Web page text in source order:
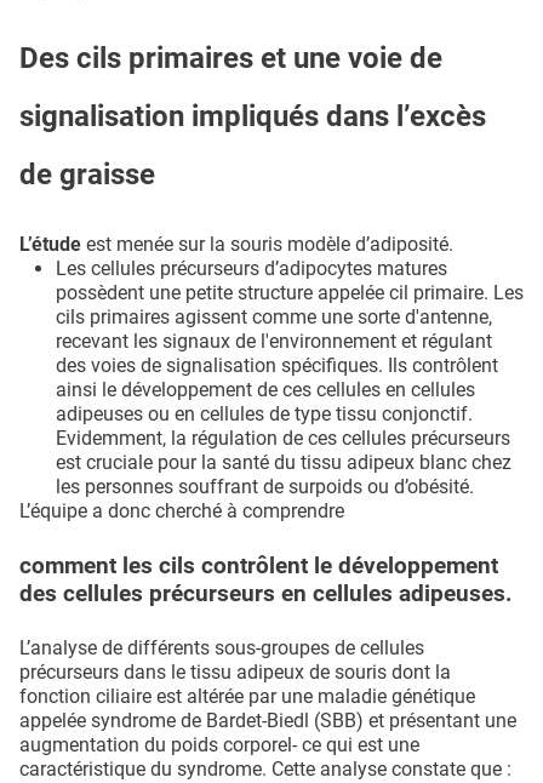
Des cils primaires et une voie de
signalisation impliqués dans l’excès
de graisse
L’étude est menée sur la souris modèle d’adiposité.
Les cellules précurseurs d’adipocytes matures
possèdent une petite structure appelée cil primaire. Les
cils primaires agissent comme une sorte d'antenne,
recevant les signaux de l'environnement et régulant
des voies de signalisation spécifiques. Ils contrôlent
ainsi le développement de ces cellules en cellules
adipeuses ou en cellules de type tissu conjonctif.
Evidemment, la régulation de ces cellules précurseurs
est cruciale pour la santé du tissu adipeux blanc chez
les personnes souffrant de surpoids ou d’obésité.
L’équipe a donc cherché à comprendre
comment les cils contrôlent le développement
des cellules précurseurs en cellules adipeuses.
L’analyse de différents sous-groupes de cellules
précurseurs dans le tissu adipeux de souris dont la
fonction ciliaire est altérée par une maladie génétique
appelée syndrome de Bardet-Biedl (SBB) et présentant une
augmentation du poids corporel- ce qui est une
caractéristique du syndrome. Cette analyse constate que :